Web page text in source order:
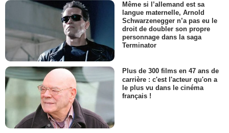
Même si l’allemand est sa
langue maternelle, Arnold
Schwarzenegger n’a pas eu le
droit de doubler son propre
personnage dans la saga
Terminator
Plus de 300 films en 47 ans de
carrière : c'est l'acteur qu'on a
le plus vu dans le cinéma
français !